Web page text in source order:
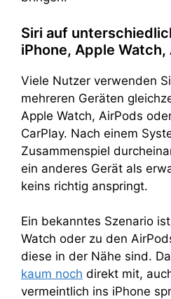
Siri auf
iPhone, Apple
Viele Nutzer verwenden
mehreren Geräten
Apple Watch, AirPods
CarPlay. Nach einem
Zusammenspiel
ein anderes Gerät als
keins richtig anspringt.
Ein bekanntes Szenario
Watch oder zu den
diese in der Nähe sind.
kaum noch direkt mit,
vermeintlich ins iPhone